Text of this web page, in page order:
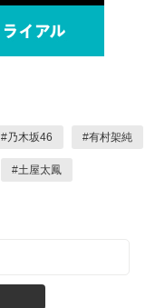
#乃木坂46 #有村架純
#土屋太鳳